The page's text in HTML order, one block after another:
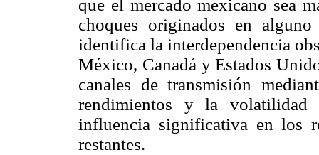
que el mercado mexicano sea
choques originados en
identifica la interdependencia
México, Canadá y Estados
canales de transmisión
rendimientos y la volatilidad
influencia significativa en los
restantes.